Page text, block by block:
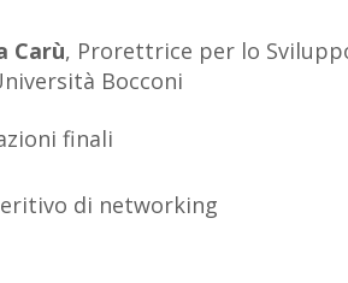
Carù, Prorettrice per lo
Bocconi
finali
di networking